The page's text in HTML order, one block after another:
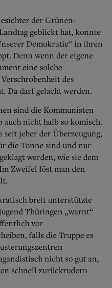
der Grünen-
geblickt hat, konnte
Demokratie“ in ihren
Denn wenn der eigene
eine solche
des
Da darf gelacht werden.
sind die Kommunisten
nicht halb so komisch.
jeher der Überzeugung,
die Tonne sind und nur
werden, wie sie dem
Zweifel löst man den
breit unterstützte
Thüringen „warnt“
vor
falls die Truppe es
nicht so gut an,
schnell zurückrudern